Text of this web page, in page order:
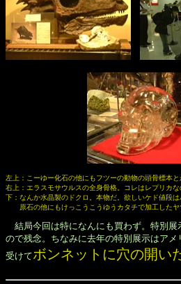
左上：こーゆー化石の他にもフツーの動物の頭骨標本と
右上：エラスモサウルスの全身骨格。コレはレプリカ
下：なんか水晶製のドクロ。本物だ。欲しいケド値段
原石の他にもけっこうこうゆうカタチで加工したヤ
結局今回は特になんにも買わず。特別展
ので残念。ちなみに去年の特別展示はア
受けてボンネットに穴の開い